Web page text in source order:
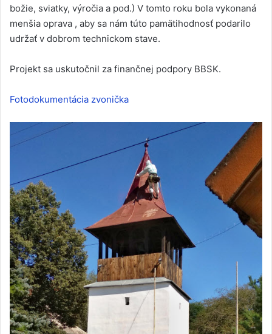
božie, sviatky, výročia a pod.) V tomto roku bola vykonaná
menšia oprava , aby sa nám túto pamätihodnosť podarilo
udržať v dobrom technickom stave.
Projekt sa uskutočnil za finančnej podpory BBSK.
Fotodokumentácia zvonička